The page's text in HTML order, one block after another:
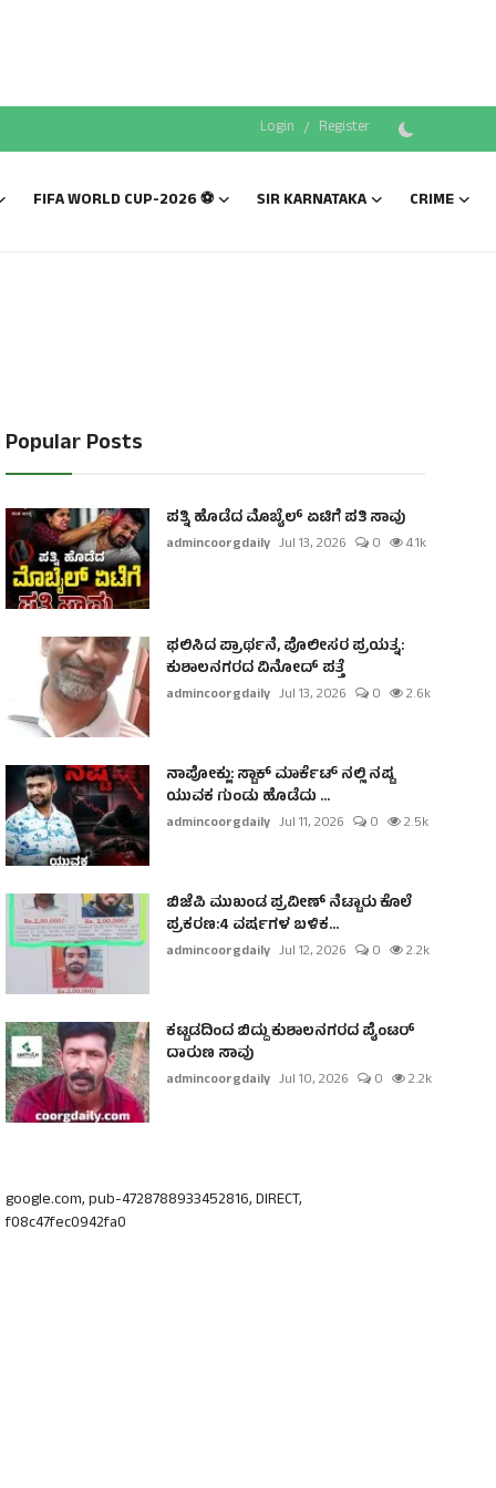
Login / Register
FIFA WORLD CUP-2026 ⚽ SIR KARNATAKA CRIME
Popular Posts
ಪತ್ನಿ ಹೊಡೆದ ಮೊಬೈಲ್ ಏಟಿಗೆ ಪತಿ ಸಾವು
admincoorgdaily Jul 13, 2026 0 4.1k
ಫಲಿಸಿದ ಪ್ರಾರ್ಥನೆ, ಪೊಲೀಸರ ಪ್ರಯತ್ನ:
ಕುಶಾಲನಗರದ ವಿನೋದ್ ಪತ್ತೆ
admincoorgdaily Jul 13, 2026 0 2.6k
ನಾಪೋಕ್ಲು: ಸ್ಟಾಕ್ ಮಾರ್ಕೆಟ್ ನಲ್ಲಿ ನಷ್ಟ
ಯುವಕ ಗುಂಡು ಹೊಡೆದು ...
admincoorgdaily Jul 11, 2026 0 2.5k
ಬಿಜೆಪಿ ಮುಖಂಡ ಪ್ರವೀಣ್ ನೆಟ್ಟಾರು ಕೊಲೆ
ಪ್ರಕರಣ:4 ವರ್ಷಗಳ ಬಳಿಕ...
admincoorgdaily Jul 12, 2026 0 2.2k
ಕಟ್ಟಡದಿಂದ ಬಿದ್ದು ಕುಶಾಲನಗರದ ಪೈಂಟರ್
ದಾರುಣ ಸಾವು
admincoorgdaily Jul 10, 2026 0 2.2k
google.com, pub-4728788933452816, DIRECT,
f08c47fec0942fa0